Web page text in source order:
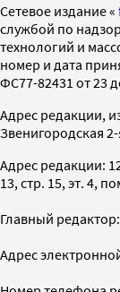
Cетевое издание «
службой по
технологий и
номер и дата
ФС77-82431 от 23
Адрес редакции,
Звенигородская 2-
Адрес редакции:
13, стр. 15, эт. 4,
Главный
Адрес